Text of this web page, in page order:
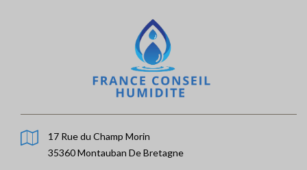
17 Rue du Champ Morin
35360 Montauban De Bretagne